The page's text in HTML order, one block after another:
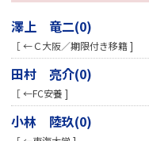
澤上 竜二(0)
［ ←Ｃ大阪／期限付き移籍 ]
田村 亮介(0)
［ ←FC安養 ]
小林 陸玖(0)